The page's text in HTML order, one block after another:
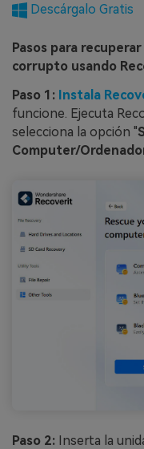
Descárgalo Gratis
󠀰Pasos para
corrupto usando
Paso 1: Instala
funcione.󠀲󠀡󠀩󠀣󠀡󠀩󠀣󠀠󠀤󠀳󠀰 Ejecuta
selecciona la opción "
Computer/
Paso 2: Inserta la